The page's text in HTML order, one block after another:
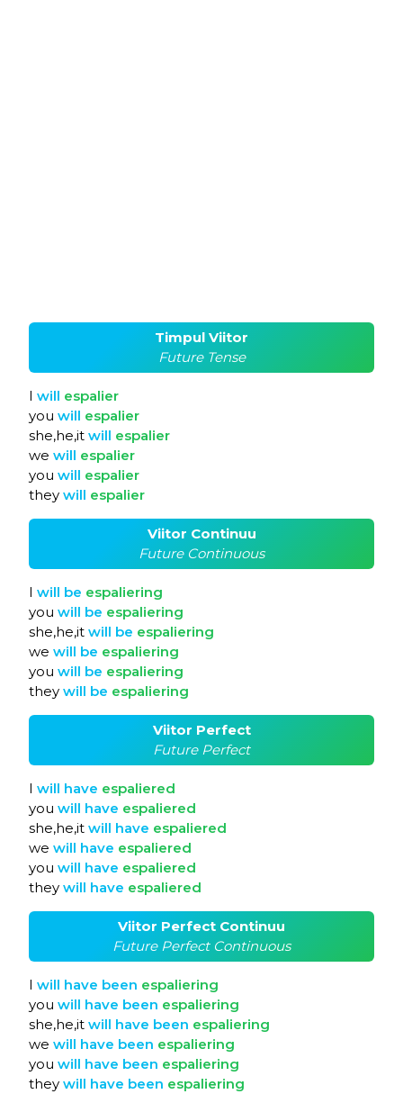
Timpul Viitor
Future Tense
I will espalier
you will espalier
she,he,it will espalier
we will espalier
you will espalier
they will espalier
Viitor Continuu
Future Continuous
I will be espaliering
you will be espaliering
she,he,it will be espaliering
we will be espaliering
you will be espaliering
they will be espaliering
Viitor Perfect
Future Perfect
I will have espaliered
you will have espaliered
she,he,it will have espaliered
we will have espaliered
you will have espaliered
they will have espaliered
Viitor Perfect Continuu
Future Perfect Continuous
I will have been espaliering
you will have been espaliering
she,he,it will have been espaliering
we will have been espaliering
you will have been espaliering
they will have been espaliering